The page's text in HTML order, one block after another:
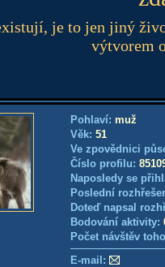
je to jen jiný
výtvorem
Pohlaví: muž
Věk: 51
Ve zpovědnici
Číslo profilu:
Naposledy se
Poslední
Doteď napsal
Bodování aktivity:
Počet návštěv
E-mail: